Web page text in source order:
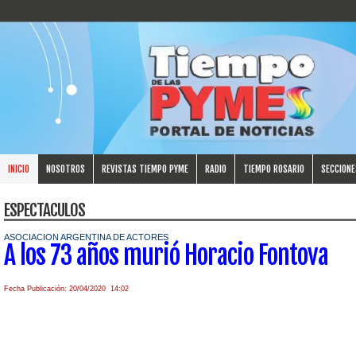
INICIO NOSOTROS REVISTAS TIEMPO PYME RADIO TIEMPO ROSARIO
ESPECTACULOS
ASOCIACION ARGENTINA DE ACTORES
A los 73 años murió Horacio Fontova
Fecha Publicación: 20/04/2020 14:02